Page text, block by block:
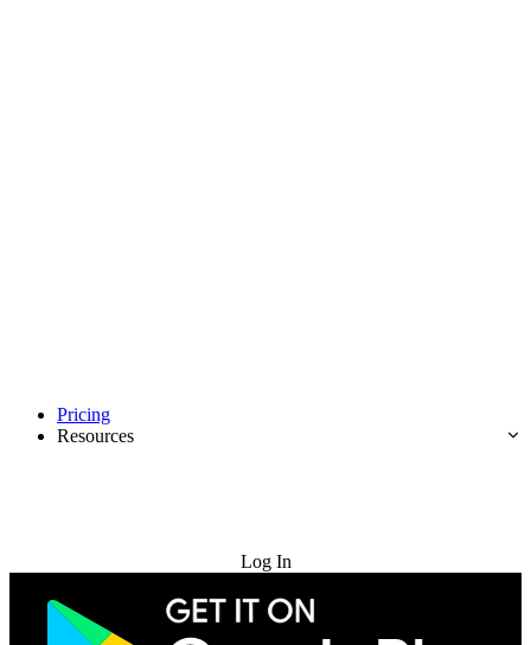
Pricing
Resources
Log In